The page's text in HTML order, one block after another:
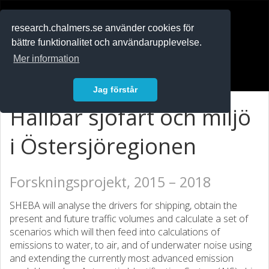
research.chalmers.se använder cookies för
bättre funktionalitet och användarupplevelse.
Mer information
Jag förstår
Hållbar sjöfart och miljö
i Östersjöregionen
Forskningsprojekt, 2015 – 2018
SHEBA will analyse the drivers for shipping, obtain the
present and future traffic volumes and calculate a set of
scenarios which will then feed into calculations of
emissions to water, to air, and of underwater noise using
and extending the currently most advanced emission